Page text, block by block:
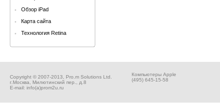
Обзор iPad
Карта сайта
Технология Retina
Copyright © 2007-2013, Pro.m Solutions Ltd.
г.Москва, Милютинский пер., д.8
E-mail: info(а)prom2u.ru
Компьютеры Apple
(495) 645-15-58